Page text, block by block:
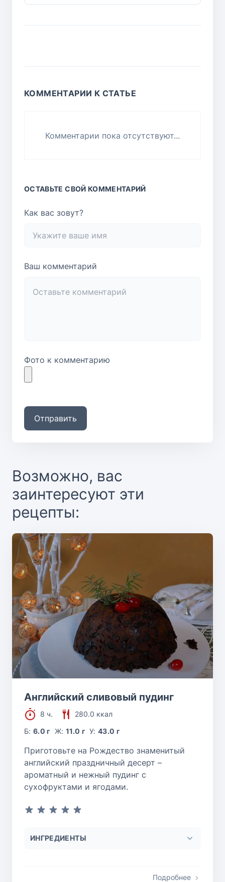
КОММЕНТАРИИ К СТАТЬЕ
Комментарии пока отсутствуют...
ОСТАВЬТЕ СВОЙ КОММЕНТАРИЙ
Как вас зовут?
Ваш комментарий
Фото к комментарию
Отправить
Возможно, вас
заинтересуют эти
рецепты:
Английский сливовый пудинг
8 ч.
280.0 ккал
Б:6.0 г Ж: 11.0 г У:43.0 г
Приготовьте на Рождество знаменитый
английский праздничный десерт –
ароматный и нежный пудинг с
сухофруктами и ягодами.
ИНГРЕДИЕНТЫ
Подробнее